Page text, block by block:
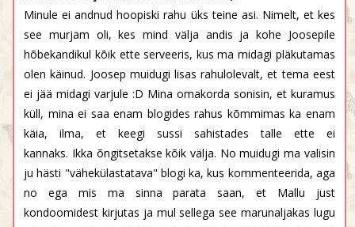
Minule ei andnud hoopiski rahu üks teine asi. Nimelt, et kes
see murjam oli, kes mind välja andis ja kohe Joosepile
hõbekandikul kõik ette serveeris, kus ma midagi pläkutamas
olen käinud. Joosep muidugi lisas rahulolevalt, et tema eest
ei jää midagi varjule :D Mina omakorda sonisin, et kuramus
küll, mina ei saa enam blogides rahus kõmmimas ka enam
käia, ilma, et keegi sussi sahistades talle ette ei
kannaks. Ikka õngitsetakse kõik välja. No muidugi ma valisin
ju hästi "vähekülastatava" blogi ka, kus kommenteerida, aga
no ega mis ma sinna parata saan, et Mallu just
kondoomidest kirjutas ja mul sellega see marunaljakas lugu